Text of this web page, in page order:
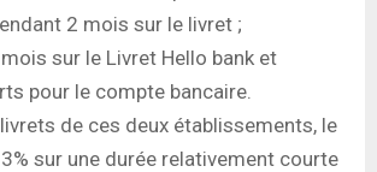
2 mois sur le livret ;
sur le Livret Hello bank et
pour le compte bancaire.
de ces deux établissements, le
sur une durée relativement courte